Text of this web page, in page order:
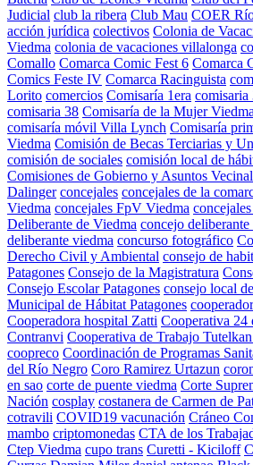
Judicial club la ribera Club Mau COER
acción jurídica colectivos Colonia de
Viedma colonia de vacaciones villalonga
Comallo Comarca Comic Fest 6 Comarca
Comics Feste IV Comarca Racinguista
Lorito comercios Comisaría 1era comisaria
comisaria 38 Comisaría de la Mujer Viedma
comisaría móvil Villa Lynch Comisaría
Viedma Comisión de Becas Terciarias y
comisión de sociales comisión local de
Comisiones de Gobierno y Asuntos
Dalinger concejales concejales de la
Viedma concejales FpV Viedma
Deliberante de Viedma concejo deliberante
deliberante viedma concurso fotográfico
Derecho Civil y Ambiental consejo de
Patagones Consejo de la Magistratura
Consejo Escolar Patagones consejo local
Municipal de Hábitat Patagones
Cooperadora hospital Zatti Cooperativa 24
Contranvi Cooperativa de Trabajo
coopreco Coordinación de Programas
del Río Negro Coro Ramirez Urtazun
en sao corte de puente viedma Corte
Nación cosplay costanera de Carmen de
cotravili COVID19 vacunación Cráneo
mambo criptomonedas CTA de los
Ctep Viedma cupo trans Curetti - Kiciloff